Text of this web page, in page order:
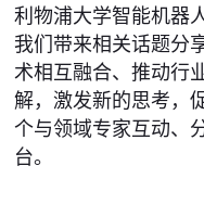
利物浦大学智能机器
我们带来相关话题分
术相互融合、推动行
解，激发新的思考，
个与领域专家互动、
台。